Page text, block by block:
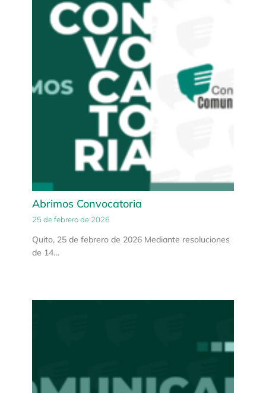
Abrimos Convocatoria
25 de febrero de 2026
Quito, 25 de febrero de 2026 Mediante resoluciones
de 14…